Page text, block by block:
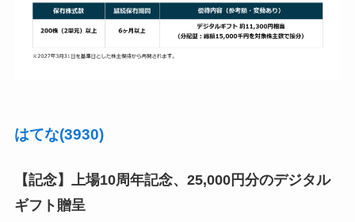
はてな(3930)
【記念】上場10周年記念、25,000円分のデジタル
ギフト贈呈